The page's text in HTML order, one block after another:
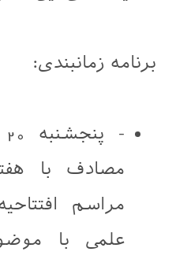
برنامه زمانبندی:
مصادف با
مراسم
علمی با